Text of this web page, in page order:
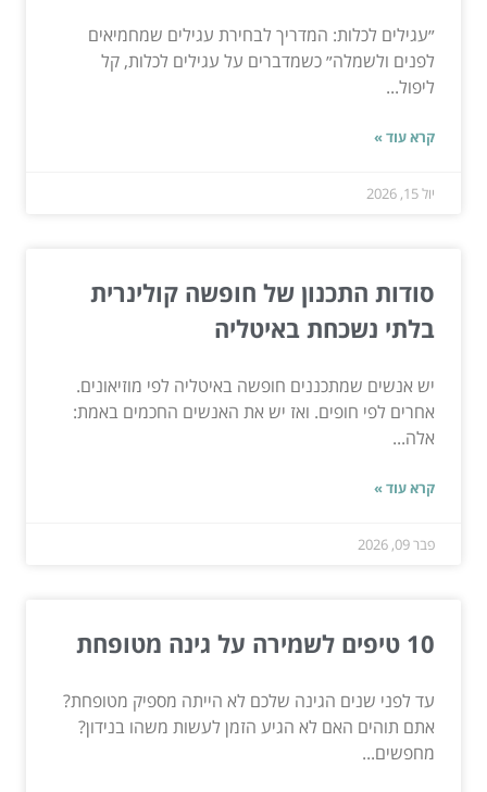
״עגילים לכלות: המדריך לבחירת עגילים שמחמיאים
לפנים ולשמלה״ כשמדברים על עגילים לכלות, קל
ליפול...
קרא עוד »
יול 15, 2026
סודות התכנון של חופשה קולינרית
בלתי נשכחת באיטליה
יש אנשים שמתכננים חופשה באיטליה לפי מוזיאונים.
אחרים לפי חופים. ואז יש את האנשים החכמים באמת:
אלה...
קרא עוד »
פבר 09, 2026
10 טיפים לשמירה על גינה מטופחת
עד לפני שנים הגינה שלכם לא הייתה מספיק מטופחת?
אתם תוהים האם לא הגיע הזמן לעשות משהו בנידון?
מחפשים...